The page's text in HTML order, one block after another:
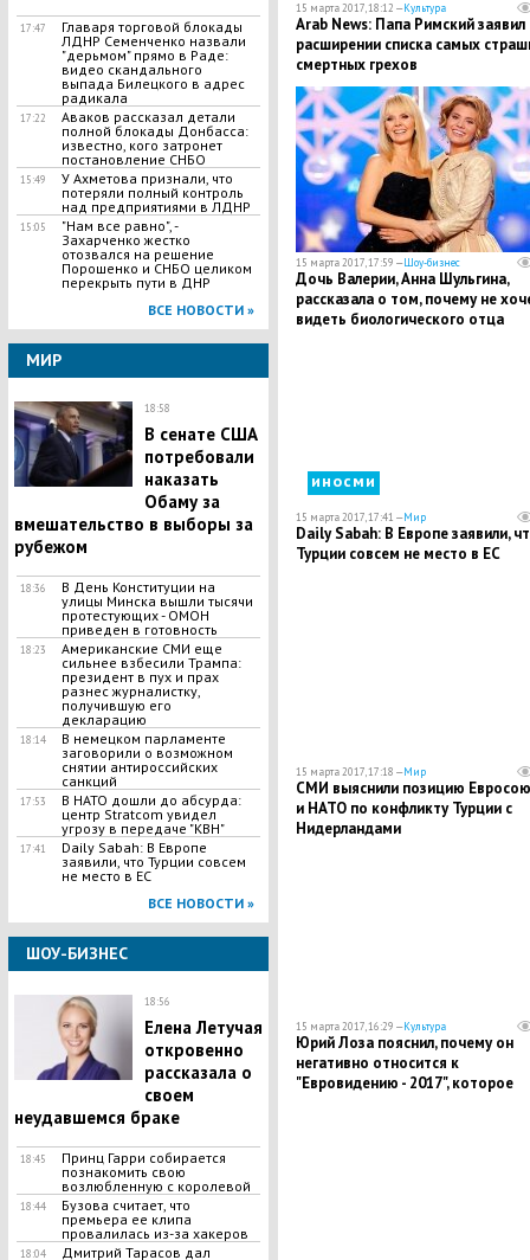
17:47
Главаря торговой блокады
ЛДНР Семенченко назвали
"дерьмом" прямо в Раде:
видео скандального
выпада Билецкого в адрес
радикала
17:22
Аваков рассказал детали
полной блокады Донбасса:
известно, кого затронет
постановление СНБО
15:49
У Ахметова признали, что
потеряли полный контроль
над предприятиями в ЛДНР
15:05
"Нам все равно", -
Захарченко жестко
отозвался на решение
Порошенко и СНБО целиком
перекрыть пути в ДНР
ВСЕ НОВОСТИ »
МИР
18:58
В сенате США
потребовали
наказать
Обаму за
вмешательство в выборы за
рубежом
18:36
В День Конституции на
улицы Минска вышли тысячи
протестующих - ОМОН
приведен в готовность
18:23
Американские СМИ еще
сильнее взбесили Трампа:
президент в пух и прах
разнес журналистку,
получившую его
декларацию
18:14
В немецком парламенте
заговорили о возможном
снятии антироссийских
санкций
17:53
В НАТО дошли до абсурда:
центр Stratcom увидел
угрозу в передаче "КВН"
17:41
Daily Sabah: В Европе
заявили, что Турции совсем
не место в ЕС
ВСЕ НОВОСТИ »
ШОУ-БИЗНЕС
18:56
Елена Летучая
откровенно
рассказала о
своем
неудавшемся браке
18:45
Принц Гарри собирается
познакомить свою
возлюбленную с королевой
18:44
Бузова считает, что
премьера ее клипа
провалилась из-за хакеров
18:04
Дмитрий Тарасов дал
15 марта 2017, 18:12 —Культура
Arab News: Папа Римский заявил
расширении списка самых
смертных грехов
15 марта 2017, 17:59 —Шоу-бизнес
Дочь Валерии, Анна Шульгина,
рассказала о том, почему не
видеть биологического отца
иносми
15 марта 2017, 17:41 —Мир
Daily Sabah: В Европе заявили,
Турции совсем не место в ЕС
15 марта 2017, 17:18 —Мир
СМИ выяснили позицию
и НАТО по конфликту Турции с
Нидерландами
15 марта 2017, 16:29 —Культура
Юрий Лоза пояснил, почему он
негативно относится к
"Евровидению - 2017", которое